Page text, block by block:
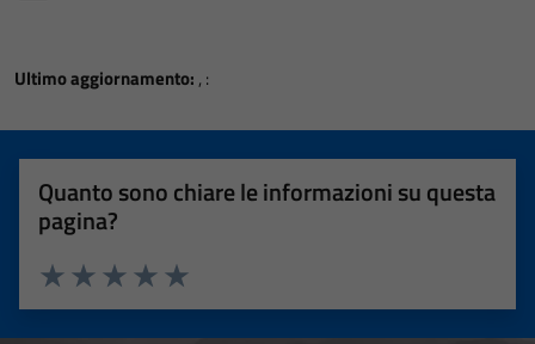
Ultimo aggiornamento: , :
Quanto sono chiare le informazioni su questa
pagina?
Valuta 5 stelle su 5
Valuta 4 stelle su 5
Valuta 3 stelle su 5
Valuta 2 stelle su 5
Valuta 1 stelle su 5